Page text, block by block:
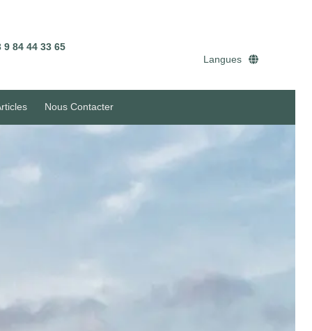
9 84 44 33 65
Langues
Nous Contacter